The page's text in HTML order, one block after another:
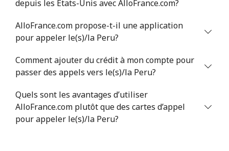
depuis les États-Unis avec AlloFrance.com?
AlloFrance.com propose-t-il une application
pour appeler le(s)/la Peru?
Comment ajouter du crédit à mon compte pour
passer des appels vers le(s)/la Peru?
Quels sont les avantages d’utiliser
AlloFrance.com plutôt que des cartes d’appel
pour appeler le(s)/la Peru?